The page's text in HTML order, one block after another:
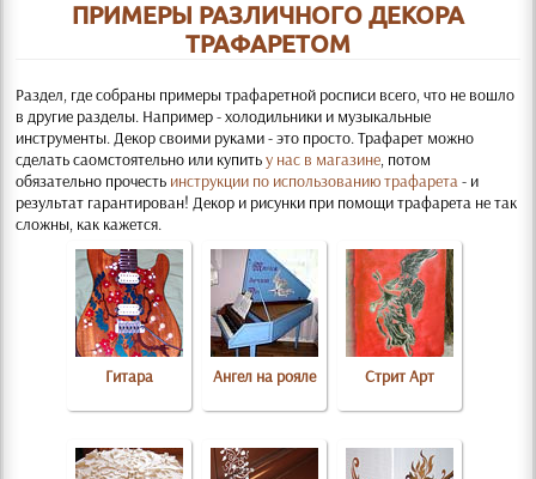
ПРИМЕРЫ РАЗЛИЧНОГО ДЕКОРА
ТРАФАРЕТОМ
Раздел, где собраны примеры трафаретной росписи всего, что не вошло
в другие разделы. Например - холодильники и музыкальные
инструменты. Декор своими руками - это просто. Трафарет можно
сделать саомстоятельно или купитьу нас в магазине, потом
обязательно прочесть инструкции по использованию трафарета- и
результат гарантирован! Декор и рисунки при помощи трафарета не так
сложны, как кажется.
Гитара Ангел на рояле Стрит Арт